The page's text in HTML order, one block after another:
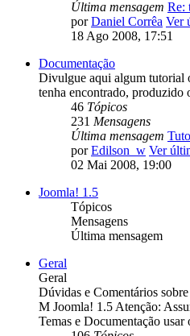
Última mensagem Re:
porDaniel Corrêa Ver
18 Ago 2008, 17:51
Documentação
Divulgue aqui algum tutorial
tenha encontrado, produzido
46 Tópicos
231 Mensagens
Última mensagem
porEdilson_w Ver
02 Mai 2008, 19:00
Joomla! 1.5
Tópicos
Mensagens
Última mensagem
Geral
Geral
Dúvidas e Comentários
M Joomla! 1.5 Atenção:
Temas e Documentação usar